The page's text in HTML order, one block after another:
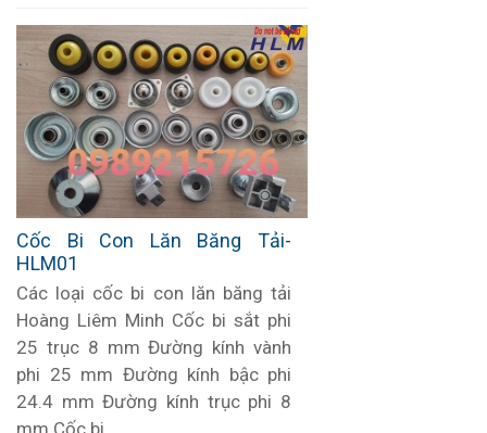
Cốc Bi Con Lăn Băng Tải-
HLM01
Các loại cốc bi con lăn băng tải
Hoàng Liêm Minh Cốc bi sắt phi
25 trục 8 mm Đường kính vành
phi 25 mm Đường kính bậc phi
24.4 mm Đường kính trục phi 8